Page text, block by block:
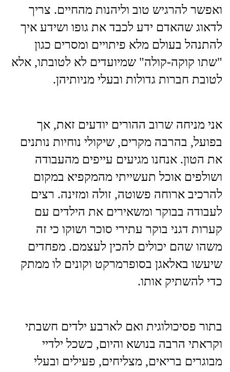
ואפשר להרגיש טוב וליהנות מהחיים. צריך
לדאוג שהאדם ידע לכבד את גופו ושידע איך
להתנהל בעולם מלא פיתויים ומסרים כגון
"שתו קוקה-קולה" שמיועדים לא לטובתו, אלא
לטובת חברות גדולות ובעלי מניותיהן.
אני מניחה שרוב ההורים יודעים זאת, אך
בפועל, בהרבה מקרים, שיקולי נוחיות נותנים
את הטון. אנחנו מגיעים עייפים מהעבודה
ושולפים אוכל תעשייתי מהמקפיא במקום
להרכיב ארוחה פשוטה, זולה ומזינה. רצים
לעבודה בבוקר ומשאירים את הילדים עם
קערות דגני בוקר עתירי סוכר ושוקו כי זה
משהו שהם יכולים להכין לעצמם. מפחדים
שיעשו באלאגן בסופרמרקט וקונים לו ממתק
כדי להשתיק אותו.
בתור פסיכולוגית ואם לארבע ילדים חשבתי
וקראתי הרבה בנושא והיום, כשכל ילדיי
מבוגרים בריאים, מצליחים, פעילים ובעלי